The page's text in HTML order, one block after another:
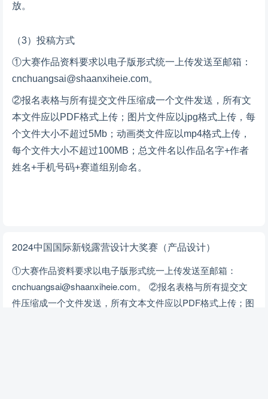
放。
（3）投稿方式
①大赛作品资料要求以电子版形式统一上传发送至邮箱：
cnchuangsai@shaanxiheie.com。
②报名表格与所有提交文件压缩成一个文件发送，所有文
本文件应以PDF格式上传；图片文件应以jpg格式上传，每
个文件大小不超过5Mb；动画类文件应以mp4格式上传，
每个文件大小不超过100MB；总文件名以作品名字+作者
姓名+手机号码+赛道组别命名。
2024中国国际新锐露营设计大奖赛（产品设计）
①大赛作品资料要求以电子版形式统一上传发送至邮箱：
cnchuangsai@shaanxiheie.com。 ②报名表格与所有提交文
件压缩成一个文件发送，所有文本文件应以PDF格式上传；图